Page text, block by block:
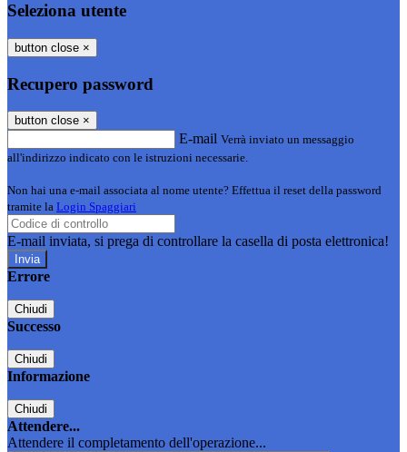
Seleziona utente
button close ×
Recupero password
button close ×
E-mail Verrà inviato un messaggio
all'indirizzo indicato con le istruzioni necessarie.
Non hai una e-mail associata al nome utente? Effettua il reset della password
tramite la Login Spaggiari
E-mail inviata, si prega di controllare la casella di posta elettronica!
Errore
Chiudi
Successo
Chiudi
Informazione
Chiudi
Attendere...
Attendere il completamento dell'operazione...